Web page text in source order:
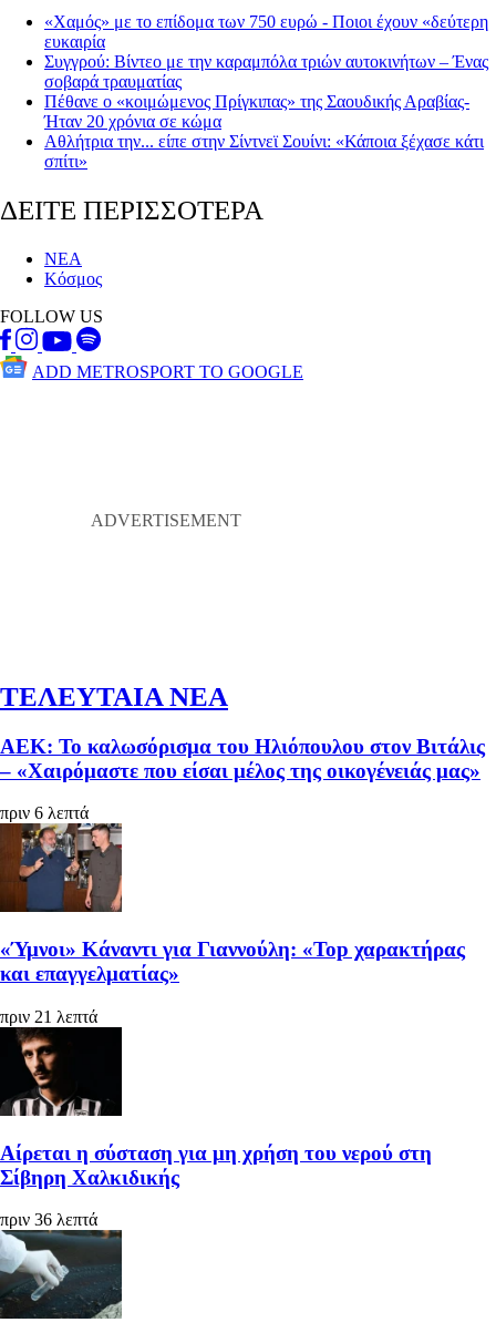
«Χαμός» με το επίδομα των 750 ευρώ - Ποιοι έχουν «δεύτερη
ευκαιρία
Συγγρού: Βίντεο με την καραμπόλα τριών αυτοκινήτων – Ένας
σοβαρά τραυματίας
Πέθανε ο «κοιμώμενος Πρίγκιπας» της Σαουδικής Αραβίας-
Ήταν 20 χρόνια σε κώμα
Αθλήτρια την... είπε στην Σίντνεϊ Σουίνι: «Κάποια ξέχασε κάτι
σπίτι»
ΔΕΙΤΕ ΠΕΡΙΣΣΟΤΕΡΑ
ΝΕΑ
Κόσμος
FOLLOW US
ADD METROSPORT TO GOOGLE
ΤΕΛΕΥΤΑΙΑ ΝΕΑ
ΑΕΚ: Το καλωσόρισμα του Ηλιόπουλου στον Βιτάλις
– «Χαιρόμαστε που είσαι μέλος της οικογένειάς μας»
πριν 6 λεπτά
«Ύμνοι» Κάναντι για Γιαννούλη: «Top χαρακτήρας
και επαγγελματίας»
πριν 21 λεπτά
Αίρεται η σύσταση για μη χρήση του νερού στη
Σίβηρη Χαλκιδικής
πριν 36 λεπτά